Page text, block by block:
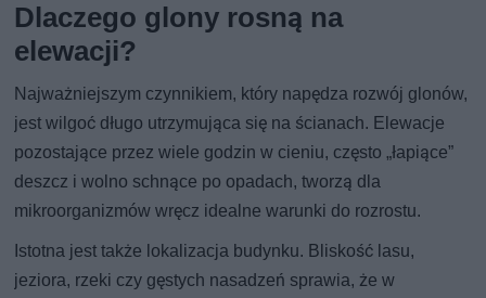
Dlaczego glony rosną na
elewacji?
Najważniejszym czynnikiem, który napędza rozwój glonów,
jest wilgoć długo utrzymująca się na ścianach. Elewacje
pozostające przez wiele godzin w cieniu, często „łapiące”
deszcz i wolno schnące po opadach, tworzą dla
mikroorganizmów wręcz idealne warunki do rozrostu.
Istotna jest także lokalizacja budynku. Bliskość lasu,
jeziora, rzeki czy gęstych nasadzeń sprawia, że w